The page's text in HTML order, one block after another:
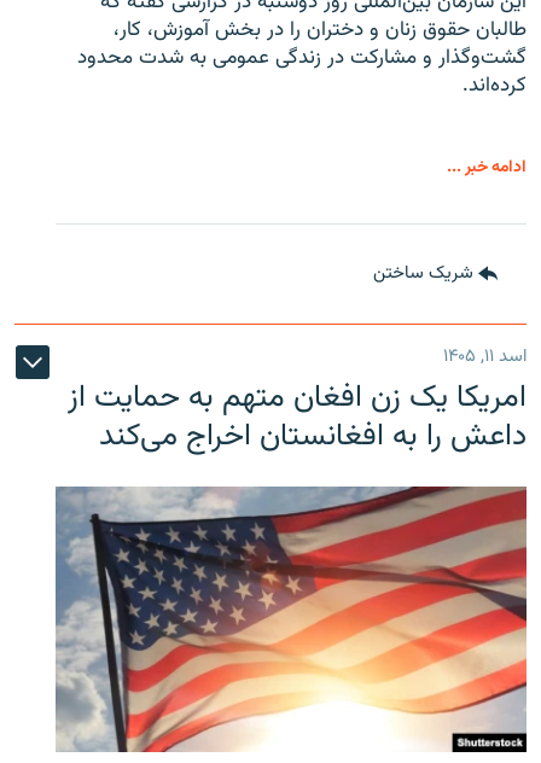
طالبان حقوق زنان و دختران را در بخش آموزش، کار،
گشت‌وگذار و مشارکت در زندگی عمومی به شدت محدود
کرده‌اند.
ادامه خبر ...
شریک ساختن
اسد ۱۱, ۱۴۰۵
امریکا یک زن افغان متهم به حمایت از
داعش را به افغانستان اخراج می‌کند